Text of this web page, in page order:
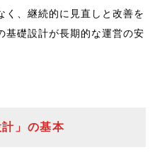
く、継続的に見直しと改善を
基礎設計が長期的な運営の安
」の基本